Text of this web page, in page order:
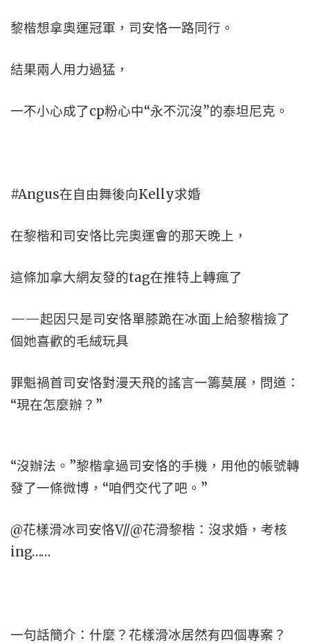
黎楷想拿奧運冠軍，司安恪一路同行。
結果兩人用力過猛，
一不小心成了cp粉心中“永不沉沒”的泰坦尼克。
#Angus在自由舞後向Kelly求婚
在黎楷和司安恪比完奧運會的那天晚上，
這條加拿大網友發的tag在推特上轉瘋了
——起因只是司安恪單膝跪在冰面上給黎楷撿了
個她喜歡的毛絨玩具
罪魁禍首司安恪對漫天飛的謠言一籌莫展，問道：
“現在怎麼辦？”
“沒辦法。”黎楷拿過司安恪的手機，用他的帳號轉
發了一條微博，“咱們交代了吧。”
@花樣滑冰司安恪V//@花滑黎楷：沒求婚，考核
ing……
一句話簡介：什麼？花樣滑冰居然有四個專案？